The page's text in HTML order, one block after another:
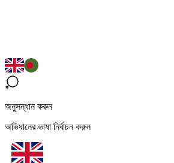
অনুসন্ধান করুন
অভিধানের ভাষা নির্বাচন করুন